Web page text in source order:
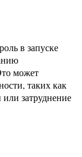
в запуске
может
таких как
затруднение